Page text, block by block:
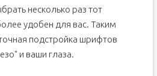
несколько раз тот
удобен для вас. Таким
подстройка шрифтов
и ваши глаза.